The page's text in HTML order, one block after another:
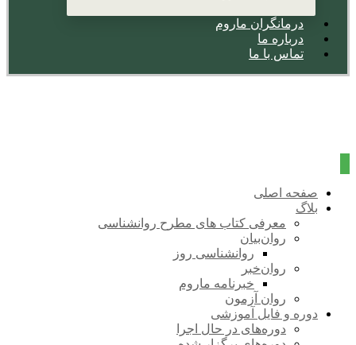
درمانگران ماروم
درباره ما
تماس با ما
صفحه اصلی
بلاگ
معرفی کتاب های مطرح روانشناسی
روان‌بیان
روانشناسی روز
روان‌خبر
خبرنامه ماروم
روان آزمون
دوره و فایل آموزشی
دوره‌های در حال اجرا